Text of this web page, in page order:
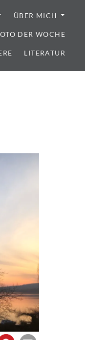
ÜBER MICH
DER WOCHE
LITERATUR